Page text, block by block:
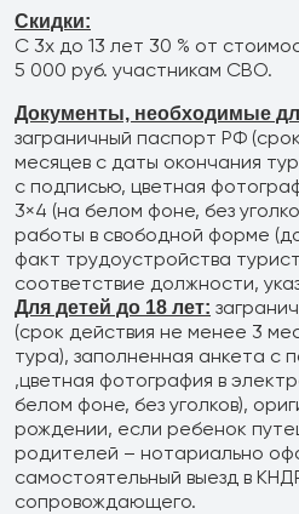
Скидки:
С 3х до 13 лет 30 % от
5 000 руб. участникам СВО.
Документы, необходимые
заграничный паспорт РФ
месяцев с даты окончания
с подписью, цветная
3×4 (на белом фоне, без
работы в свободной форме
факт трудоустройства
соответствие должности,
Для детей до 18 лет:
(срок действия не менее 3
тура), заполненная анкета с
,цветная фотография в
белом фоне, без уголков),
рождении, если ребенок
родителей – нотариально
самостоятельный выезд в
сопровождающего.